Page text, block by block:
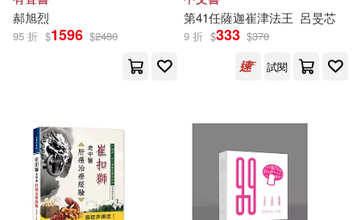
新木伸(8)
王其亨（主編）(8)
蒲亨強(8) 西西莉雅．艾亨(8)
Warner Classics(26)
世界圖書出版公司北京公司(26)
南門書局(26)
復旦大學出版社(26)
郝旭烈
95 折 $1596 $2480
第41任薩迦崔津法王 呂旻芯
9 折 $333 $370
試閱